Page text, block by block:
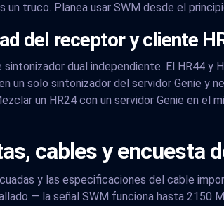
un truco. Planea usar SWM desde el
del receptor y cliente
sintonizador dual independiente. El HR44
un solo sintonizador del servidor Genie y
un HR24 con un servidor Genie en el
cables y encuesta
y las especificaciones del cable
— la señal SWM funciona hasta 2150